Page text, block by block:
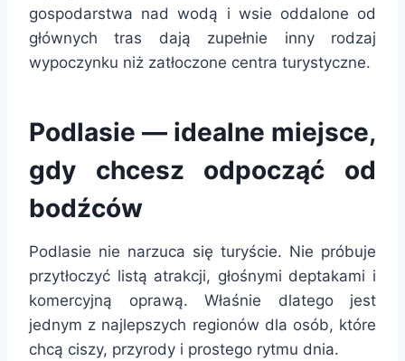
gospodarstwa nad wodą i wsie oddalone od
głównych tras dają zupełnie inny rodzaj
wypoczynku niż zatłoczone centra turystyczne.
Podlasie — idealne miejsce,
gdy chcesz odpocząć od
bodźców
Podlasie nie narzuca się turyście. Nie próbuje
przytłoczyć listą atrakcji, głośnymi deptakami i
komercyjną oprawą. Właśnie dlatego jest
jednym z najlepszych regionów dla osób, które
chcą ciszy, przyrody i prostego rytmu dnia.